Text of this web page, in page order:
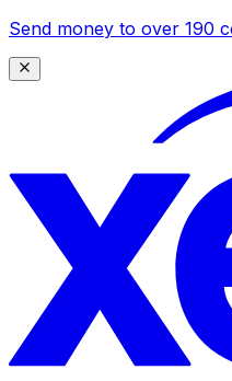
Send money to over 190